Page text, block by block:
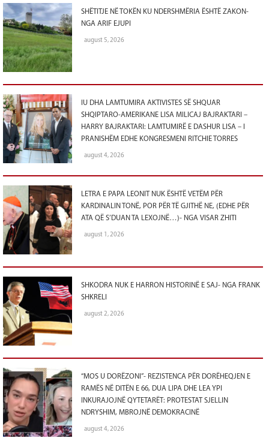
SHËTITJE NË TOKËN KU NDERSHMËRIA ËSHTË ZAKON-
NGA ARIF EJUPI
august 5, 2026
IU DHA LAMTUMIRA AKTIVISTES SË SHQUAR
SHQIPTARO-AMERIKANE LISA MILICAJ BAJRAKTARI –
HARRY BAJRAKTARI: LAMTUMIRË E DASHUR LISA – I
PRANISHËM EDHE KONGRESMENI RITCHIE TORRES
august 4, 2026
LETRA E PAPA LEONIT NUK ËSHTË VETËM PËR
KARDINALIN TONË, POR PËR TË GJITHË NE, (EDHE PËR
ATA QË S’DUAN TA LEXOJNË…)- NGA VISAR ZHITI
august 1, 2026
SHKODRA NUK E HARRON HISTORINË E SAJ- NGA FRANK
SHKRELI
august 2, 2026
“MOS U DORËZONI”- REZISTENCA PËR DORËHEQJEN E
RAMËS NË DITËN E 66, DUA LIPA DHE LEA YPI
INKURAJOJNË QYTETARËT: PROTESTAT SJELLIN
NDRYSHIM, MBROJNË DEMOKRACINË
august 4, 2026